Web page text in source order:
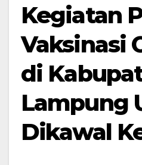
Kegiatan
Vaksinasi
di
Lampung
Dikawal